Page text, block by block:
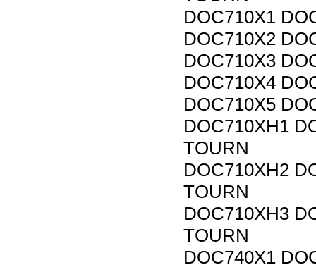
DOC710X1
DOC710X2
DOC710X3
DOC710X4
DOC710X5
DOC710XH1
TOURN
DOC710XH2
TOURN
DOC710XH3
TOURN
DOC740X1